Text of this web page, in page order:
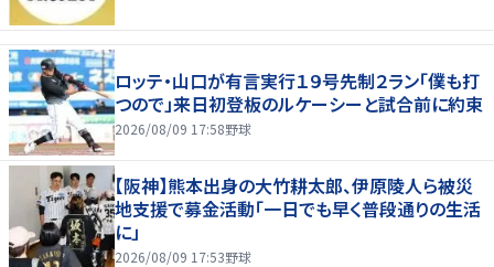
ロッテ・山口が有言実行１９号先制２ラン「僕も打
つので」来日初登板のルケーシーと試合前に約束
2026/08/09 17:58野球
【阪神】熊本出身の大竹耕太郎、伊原陵人ら被災
地支援で募金活動「一日でも早く普段通りの生活
に」
2026/08/09 17:53野球